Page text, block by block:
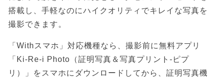
搭載し、手軽なのにハイクオリティでキレイな写真を
撮影できます。
「Withスマホ」対応機種なら、撮影前に無料アプリ
「Ki-Re-i Photo（証明写真＆写真プリント-ピプ
リ）」をスマホにダウンロードしてから、証明写真機